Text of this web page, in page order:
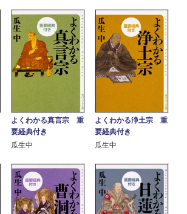
よくわかる真言宗 重
要経典付き
瓜生中
よくわかる浄土宗 重
要経典付き
瓜生中